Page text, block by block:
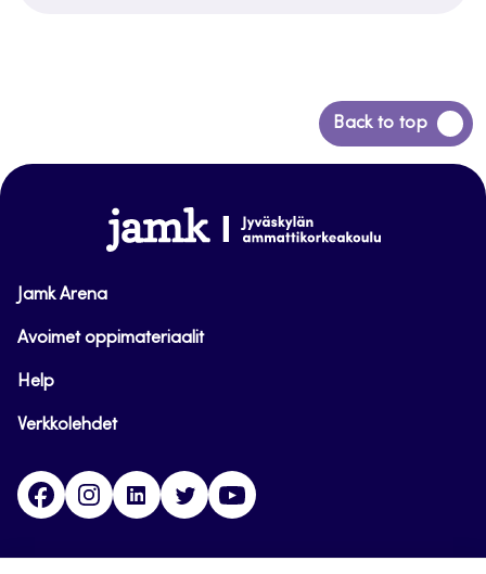
Back to top
Siirry
takaisin
www.jamk.fi
Jamk Arena
Avoimet oppimateriaalit
Help
Verkkolehdet
FacebookInstagramLinkedinTwitter